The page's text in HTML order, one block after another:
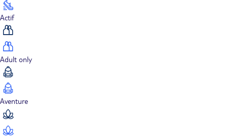
Actif
Adult only
Aventure